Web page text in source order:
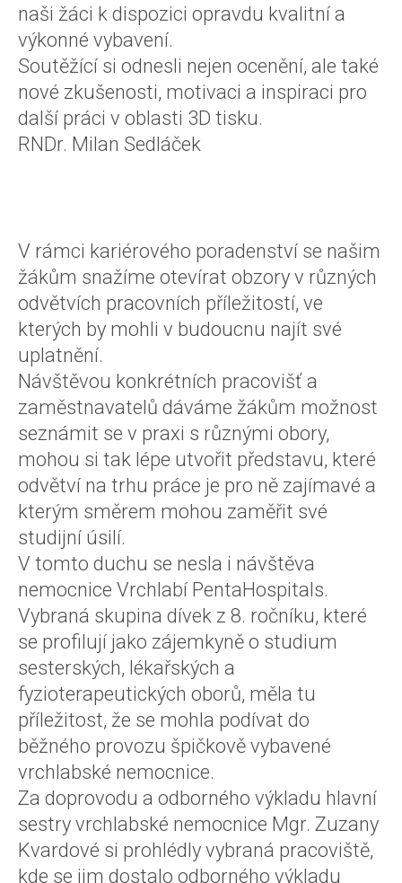
naši žáci k dispozici opravdu kvalitní a
výkonné vybavení.
Soutěžící si odnesli nejen ocenění, ale také
nové zkušenosti, motivaci a inspiraci pro
další práci v oblasti 3D tisku.
RNDr. Milan Sedláček
V rámci kariérového poradenství se našim
žákům snažíme otevírat obzory v různých
odvětvích pracovních příležitostí, ve
kterých by mohli v budoucnu najít své
uplatnění.
Návštěvou konkrétních pracovišť a
zaměstnavatelů dáváme žákům možnost
seznámit se v praxi s různými obory,
mohou si tak lépe utvořit představu, které
odvětví na trhu práce je pro ně zajímavé a
kterým směrem mohou zaměřit své
studijní úsilí.
V tomto duchu se nesla i návštěva
nemocnice Vrchlabí PentaHospitals.
Vybraná skupina dívek z 8. ročníku, které
se profilují jako zájemkyně o studium
sesterských, lékařských a
fyzioterapeutických oborů, měla tu
příležitost, že se mohla podívat do
běžného provozu špičkově vybavené
vrchlabské nemocnice.
Za doprovodu a odborného výkladu hlavní
sestry vrchlabské nemocnice Mgr. Zuzany
Kvardové si prohlédly vybraná pracoviště,
kde se jim dostalo odborného výkladu